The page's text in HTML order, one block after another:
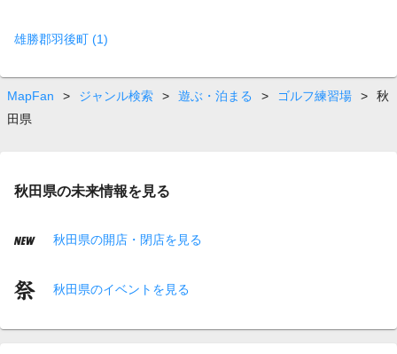
雄勝郡羽後町 (1)
MapFan > ジャンル検索 > 遊ぶ・泊まる > ゴルフ練習場 >
秋
田県
秋田県の未来情報を見る
秋田県の開店・閉店を見る
秋田県のイベントを見る